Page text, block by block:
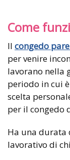
Come
Il congedo
per venire
lavorano nella
periodo in cui
scelta
per il congedo
Ha una durata
lavorativo di